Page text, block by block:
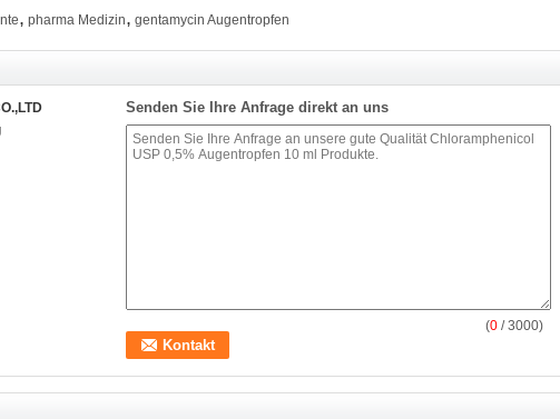
, pharma Medizin, gentamycin Augentropfen
Senden Sie Ihre Anfrage direkt an uns
(0 / 3000)